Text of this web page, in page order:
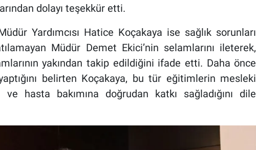
dolayı teşekkür etti.
Yardımcısı Hatice Koçakaya ise sağlık sorunları
Müdür Demet Ekici’nin selamlarını ileterek,
yakından takip edildiğini ifade etti. Daha önce
belirten Koçakaya, bu tür eğitimlerin mesleki
hasta bakımına doğrudan katkı sağladığını dile